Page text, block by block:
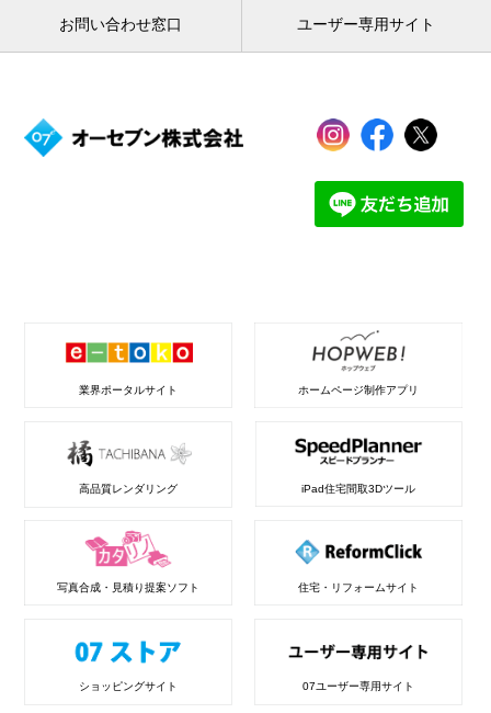
お問い合わせ窓口 ユーザー専用サイト
業界ポータルサイト ホームページ制作アプリ
高品質レンダリング iPad住宅間取3Dツール
写真合成・見積り提案ソフト 住宅・リフォームサイト
ショッピングサイト 07ユーザー専用サイト